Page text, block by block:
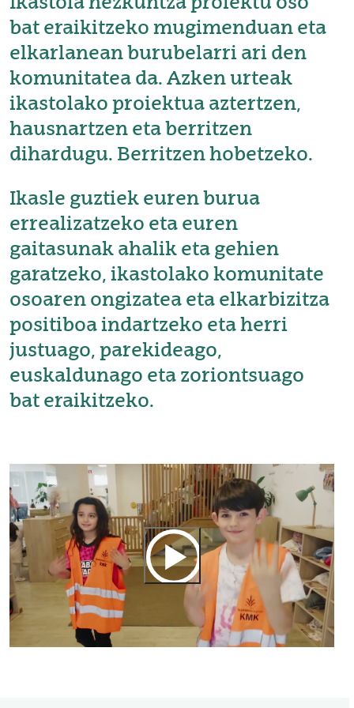
bat eraikitzeko mugimenduan eta
elkarlanean burubelarri ari den
komunitatea da. Azken urteak
ikastolako proiektua aztertzen,
hausnartzen eta berritzen
dihardugu. Berritzen hobetzeko.
Ikasle guztiek euren burua
errealizatzeko eta euren
gaitasunak ahalik eta gehien
garatzeko, ikastolako komunitate
osoaren ongizatea eta elkarbizitza
positiboa indartzeko eta herri
justuago, parekideago,
euskaldunago eta zoriontsuago
bat eraikitzeko.